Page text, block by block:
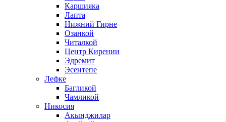
Каршияка
Лапта
Нижний Гирне
Озанкой
Читалкой
Центр Кирении
Эдремит
Эсентепе
Лефке
Багликой
Чамликой
Никосия
Акынджилар